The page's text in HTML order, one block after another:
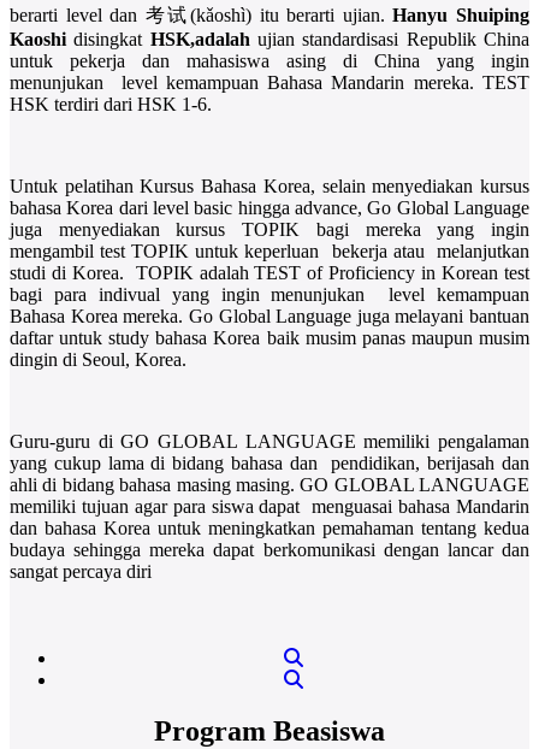
berarti level dan 考试(kǎoshì) itu berarti ujian.Hanyu Shuiping
Kaoshi disingkat HSK,adalah ujian standardisasi Republik China
untuk pekerja dan mahasiswa asing di China yang ingin
menunjukan level kemampuan Bahasa Mandarin mereka. TEST
HSK terdiri dari HSK 1-6.
Untuk pelatihan Kursus Bahasa Korea, selain menyediakan kursus
bahasa Korea dari level basic hingga advance, Go Global Language
juga menyediakan kursus TOPIK bagi mereka yang ingin
mengambil test TOPIK untuk keperluan bekerja atau melanjutkan
studi di Korea. TOPIK adalah TEST of Proficiency in Korean test
bagi para indivual yang ingin menunjukan level kemampuan
Bahasa Korea mereka. Go Global Language juga melayani bantuan
daftar untuk study bahasa Korea baik musim panas maupun musim
dingin di Seoul, Korea.
Guru-guru di GO GLOBAL LANGUAGE memiliki pengalaman
yang cukup lama di bidang bahasa dan pendidikan, berijasah dan
ahli di bidang bahasa masing masing. GO GLOBAL LANGUAGE
memiliki tujuan agar para siswa dapat menguasai bahasa Mandarin
dan bahasa Korea untuk meningkatkan pemahaman tentang kedua
budaya sehingga mereka dapat berkomunikasi dengan lancar dan
sangat percaya diri
Program Beasiswa